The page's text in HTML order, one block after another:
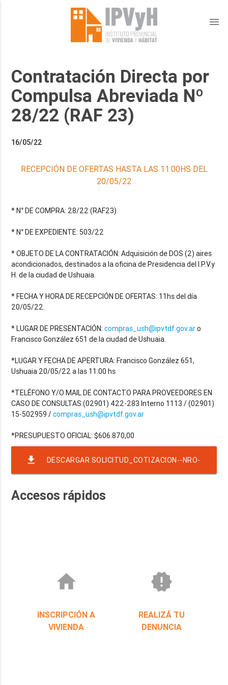
menu
Contratación Directa por
Compulsa Abreviada Nº
28/22 (RAF 23)
16/05/22
RECEPCIÓN DE OFERTAS HASTA LAS 11:00HS DEL
20/05/22
* N° DE COMPRA: 28/22 (RAF23)
* N° DE EXPEDIENTE: 503/22
* OBJETO DE LA CONTRATACIÓN: Adquisición de DOS (2) aires
acondicionados, destinados a la oficina de Presidencia del I.P.V.y
H. de la ciudad de Ushuaia.
* FECHA Y HORA DE RECEPCIÓN DE OFERTAS: 11hs del día
20/05/22.
* LUGAR DE PRESENTACIÓN:compras_ush@ipvtdf.gov.aro
Francisco González 651 de la ciudad de Ushuaia.
*LUGAR Y FECHA DE APERTURA: Francisco González 651,
Ushuaia 20/05/22 a las 11:00 hs
*TELÉFONO Y/O MAIL DE CONTACTO PARA PROVEEDORES EN
CASO DE CONSULTAS:(02901) 422-283 Interno 1113 / (02901)
15-502959 /compras_ush@ipvtdf.gov.ar
file_download DESCARGAR SOLICITUD_COTIZACION--NRO-
Accesos rápidos
home
INSCRIPCIÓN A
VIVIENDA
new_releases
REALIZÁ TU
DENUNCIA